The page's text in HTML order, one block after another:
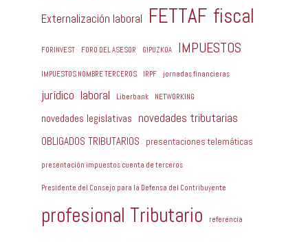
Externalización laboral FETTAF fiscal
FORINVEST FORO DEL ASESOR GIPUZKOA IMPUESTOS
IMPUESTOS NOMBRE TERCEROS IRPF jornadas financieras
jurídico laboral Liberbank NETWORKING
novedades legislativas novedades tributarias
OBLIGADOS TRIBUTARIOS presentaciones telemáticas
presentación impuestos cuenta de terceros
Presidente del Consejo para la Defensa del Contribuyente
profesional Tributario referencia